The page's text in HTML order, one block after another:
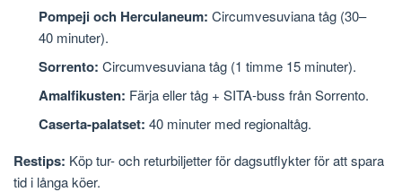
Pompeji och Herculaneum: Circumvesuviana tåg (30–
40 minuter).
Sorrento: Circumvesuviana tåg (1 timme 15 minuter).
Amalfikusten: Färja eller tåg + SITA-buss från Sorrento.
Caserta-palatset: 40 minuter med regionaltåg.
Restips: Köp tur- och returbiljetter för dagsutflykter för att spara
tid i långa köer.